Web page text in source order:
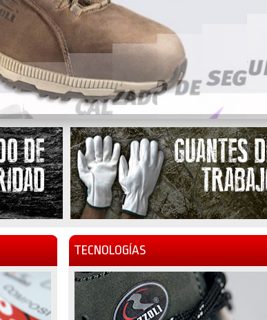
TECNOLOGÍAS